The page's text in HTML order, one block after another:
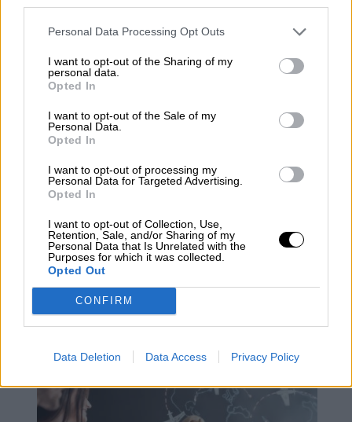
Personal Data Processing Opt Outs
I want to opt-out of the Sharing of my
personal data.
Opted In
I want to opt-out of the Sale of my
Personal Data.
Opted In
I want to opt-out of processing my
Personal Data for Targeted Advertising.
Opted In
I want to opt-out of Collection, Use,
Retention, Sale, and/or Sharing of my
Personal Data that Is Unrelated with the
Purposes for which it was collected.
Opted Out
CONFIRM
Data Deletion Data Access Privacy Policy
que nos atraen, pues el mundo entero es
En un nuevo 8 de marzo, nos felicitamos
porque la sociedad abra al fin los ojos,
justicia, valorando los derechos de la mujer en
la ley y en la práctica, pues nosotras somos
humanos individuales con todas las
contradicciones y excelencias
correspondientes.
Vivas, libres, iguales…nos queremos. Feliz Día
Internacional de la Mujer.
Desigualdad Formación Feminismo Igualdad
Familia
NOTICIAS RELACIONADAS